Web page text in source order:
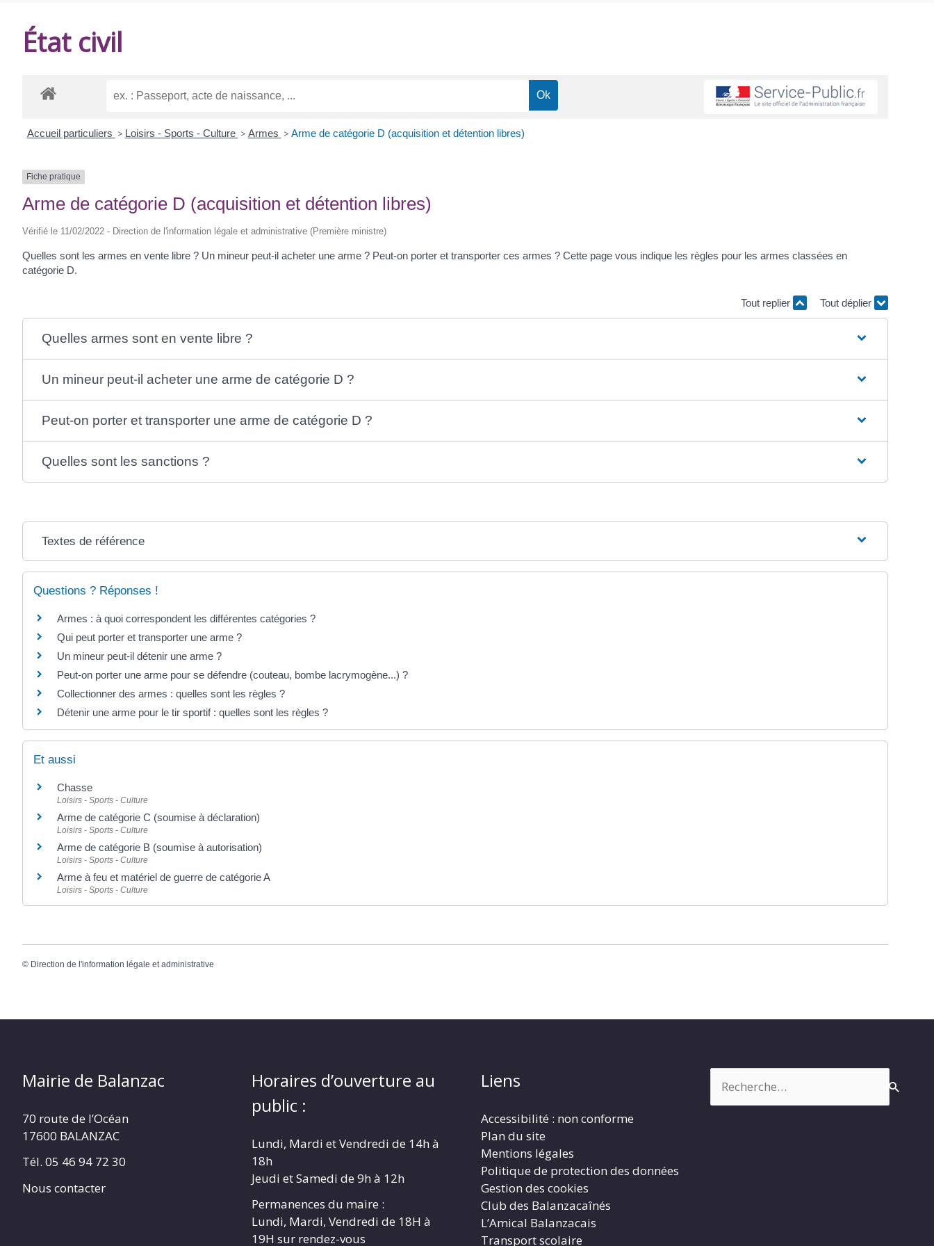
État civil
Accueil particuliers > Loisirs - Sports - Culture > Armes > Arme de catégorie D (acquisition et détention libres)
Fiche pratique
Arme de catégorie D (acquisition et détention libres)
Vérifié le 11/02/2022 - Direction de l'information légale et administrative (Première ministre)
Quelles sont les armes en vente libre ? Un mineur peut-il acheter une arme ? Peut-on porter et transporter ces armes ? Cette page vous indique les règles pour les armes classées en
catégorie D.
Tout replier Tout déplier
Quelles armes sont en vente libre ?
Un mineur peut-il acheter une arme de catégorie D ?
Peut-on porter et transporter une arme de catégorie D ?
Quelles sont les sanctions ?
Textes de référence
Questions ? Réponses !
Armes : à quoi correspondent les différentes catégories ?
Qui peut porter et transporter une arme ?
Un mineur peut-il détenir une arme ?
Peut-on porter une arme pour se défendre (couteau, bombe lacrymogène...) ?
Collectionner des armes : quelles sont les règles ?
Détenir une arme pour le tir sportif : quelles sont les règles ?
Et aussi
Chasse
Loisirs - Sports - Culture
Arme de catégorie C (soumise à déclaration)
Loisirs - Sports - Culture
Arme de catégorie B (soumise à autorisation)
Loisirs - Sports - Culture
Arme à feu et matériel de guerre de catégorie A
Loisirs - Sports - Culture
© Direction de l'information légale et administrative
Mairie de Balanzac
70 route de l’Océan
17600 BALANZAC
Tél. 05 46 94 72 30
Nous contacter
Horaires d’ouverture au
public :
Lundi, Mardi et Vendredi de 14h à
18h
Jeudi et Samedi de 9h à 12h
Permanences du maire :
Lundi, Mardi, Vendredi de 18H à
19H sur rendez-vous
Liens
Accessibilité : non conforme
Plan du site
Mentions légales
Politique de protection des données
Gestion des cookies
Club des Balanzacaînés
L’Amical Balanzacais
Transport scolaire